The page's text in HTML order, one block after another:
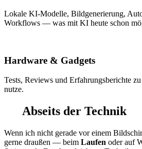
Lokale KI-Modelle, Bildgenerierung,
Workflows — was mit KI heute schon
Hardware & Gadgets
Tests, Reviews und Erfahrungsberichte
nutze.
Abseits der Technik
Wenn ich nicht gerade vor einem
gerne draußen — beim Laufen oder auf